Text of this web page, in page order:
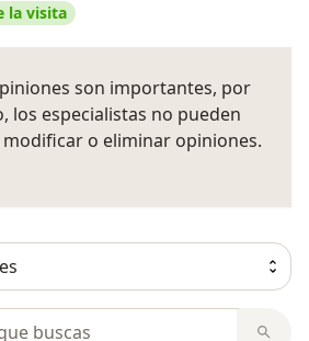
la visita
son importantes, por
los especialistas no pueden
o eliminar opiniones.